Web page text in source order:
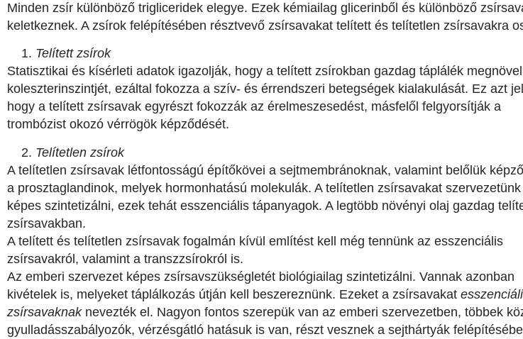
Minden zsír különböző trigliceridek elegye. Ezek kémiailag glicerinből és különböző
keletkeznek. A zsírok felépítésében résztvevő zsírsavakat telített és telítetlen zsírsavakra
Telített zsírok
Statisztikai és kísérleti adatok igazolják, hogy a telített zsírokban gazdag táplálék
koleszterinszintjét, ezáltal fokozza a szív- és érrendszeri betegségek kialakulását. Ez azt
hogy a telített zsírsavak egyrészt fokozzák az érelmeszesedést, másfelől felgyorsítják a
trombózist okozó vérrögök képződését.
Telítetlen zsírok
A telítetlen zsírsavak létfontosságú építőkövei a sejtmembránoknak, valamint belőlük
a prosztaglandinok, melyek hormonhatású molekulák. A telítetlen zsírsavakat
képes szintetizálni, ezek tehát esszenciális tápanyagok. A legtöbb növényi olaj gazdag
zsírsavakban.
A telített és telítetlen zsírsavak fogalmán kívül említést kell még tennünk az esszenciális
zsírsavakról, valamint a transzzsírokról is.
Az emberi szervezet képes zsírsavszükségletét biológiailag szintetizálni. Vannak azonban
kivételek is, melyeket táplálkozás útján kell beszereznünk. Ezeket a zsírsavakat
zsírsavaknak nevezték el. Nagyon fontos szerepük van az emberi szervezetben, többek
gyulladásszabályozók, vérzésgátló hatásuk is van, részt vesznek a sejthártyák